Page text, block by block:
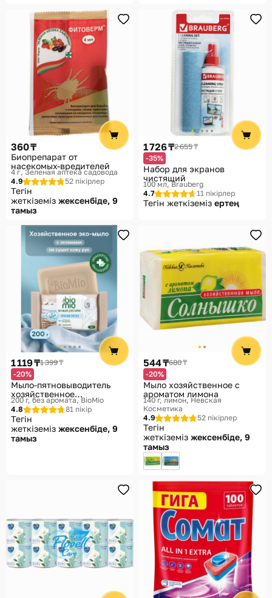
360 ₸
Биопрепарат от
насекомых-вредителей
4 г Зеленая аптека садовода
4.9
52 пікірлер
Тегін
жеткіземіз жексенбіде, 9
тамыз
1 726 ₸2 655 ₸
-35%
Набор для экранов
чистящий
100 мл Brauberg
4.7
11 пікірлер
Тегін жеткіземіз ертең
1 119 ₸1 399 ₸
-20%
Мыло-пятновыводитель
хозяйственное
экологичное
200 г, без аромата BioMio
4.8
81 пікір
Тегін
жеткіземіз жексенбіде, 9
тамыз
544 ₸680 ₸
-20%
Мыло хозяйственное с
ароматом лимона
140 г, лимон Невская
Косметика
4.9
52 пікірлер
Тегін
жеткіземіз жексенбіде, 9
тамыз